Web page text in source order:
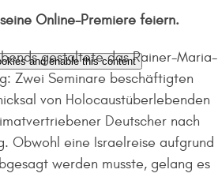
and enable this content
Online-Premiere feiern.
gestaltete das Rainer-Maria-
Zwei Seminare beschäftigten
von Holocaustüberlebenden
Deutscher nach
Obwohl eine Israelreise aufgrund
werden musste, gelang es